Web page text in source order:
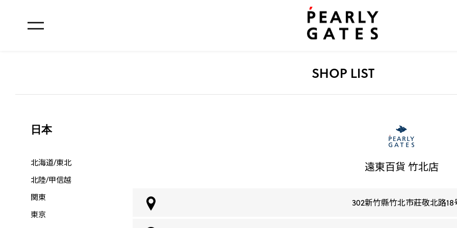
SHOP LIST
日本
北海道/東北
北陸/甲信越
関東
東京
遠東百貨 竹北店
302新竹縣竹北市莊敬北路18